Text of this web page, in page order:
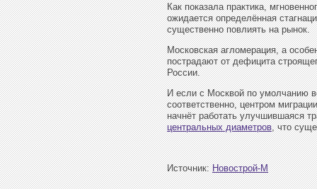
Как показала практика,
ожидается определённая
существенно повлиять на рынок.
Московская агломерация, а
пострадают от дефицита
России.
И если с Москвой по умолчанию
соответственно, центром
начнёт работать улучшившаяся
центральных диаметров, что
Источник:Новострой-М